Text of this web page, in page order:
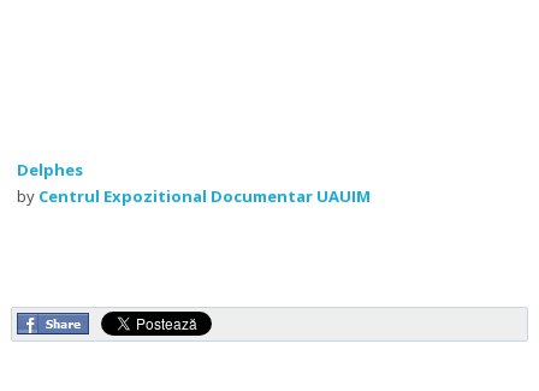
Delphes
by Centrul Expozitional Documentar UAUIM